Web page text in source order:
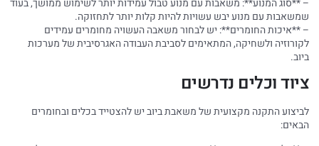
– **סוג המנוע**: משאבות עם מנוע טבול עמידות יותר לשימוש ממושך, בעוד
שמשאבות עם מנוע יבש עשויות להיות קלות יותר לתחזוקה.
– **איכות החומרים**: יש לבחור משאבה העשויה מחומרים עמידים
לקורוזיה ולשחיקה, המתאימים לסביבת העבודה האגרסיבית של מערכות
ביוב.
ציוד וכלים נדרשים
לביצוע התקנה מקצועית של משאבת ביוב יש להצטייד בכלים ובחומרים
הבאים: